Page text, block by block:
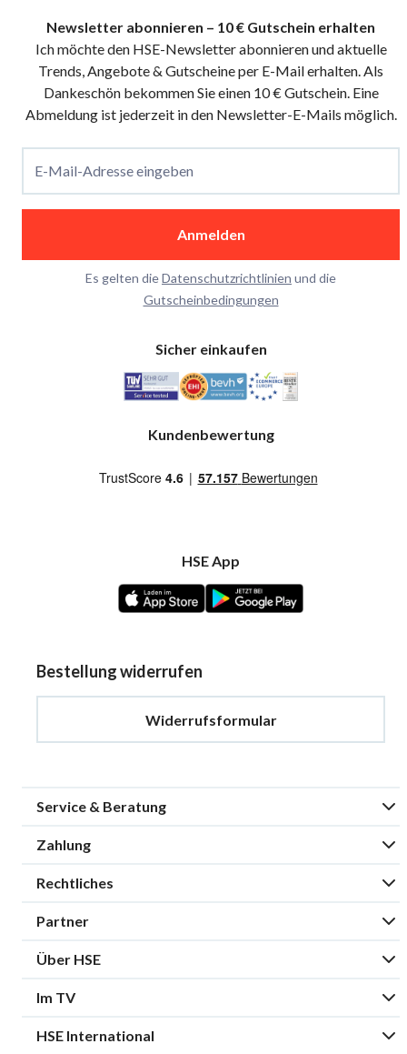
Newsletter abonnieren – 10 € Gutschein erhalten
Ich möchte den HSE-Newsletter abonnieren und aktuelle
Trends, Angebote & Gutscheine per E-Mail erhalten. Als
Dankeschön bekommen Sie einen 10 € Gutschein. Eine
Abmeldung ist jederzeit in den Newsletter-E-Mails möglich.
E-Mail-Adresse eingeben
Anmelden
Es gelten dieDatenschutzrichtlinien und die
Gutscheinbedingungen
Sicher einkaufen
Kundenbewertung
HSE App
Bestellung widerrufen
Widerrufsformular
Service & Beratung
Zahlung
Rechtliches
Partner
Über HSE
Im TV
HSE International